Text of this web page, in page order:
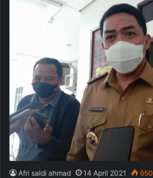
Afri saldi ahmad 14 April 2021 650